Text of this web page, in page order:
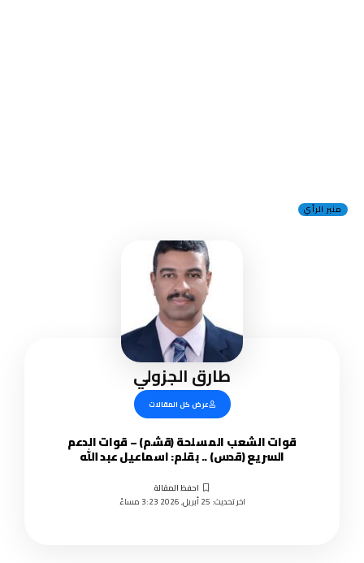
منبر الرأي
طارق الجزولي
عرض كل المقالات
قوات الشعب المسلحة (قشم) – قوات الدعم
السريع (قدس) .. بقلم: اسماعيل عبد الله
اخر تحديث: 25 أبريل, 2026 3:23 مساءً